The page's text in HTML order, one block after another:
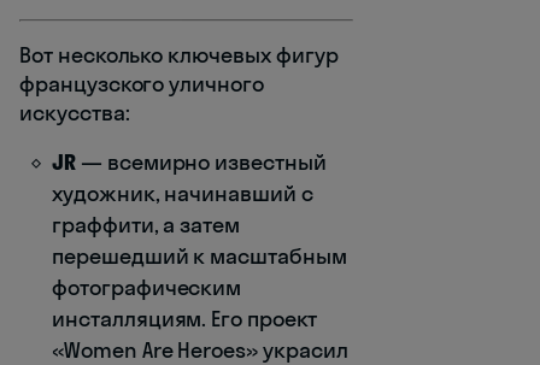
Вот несколько ключевых фигур
французского уличного
искусства:
JR— всемирно известный
художник, начинавший с
граффити, а затем
перешедший к масштабным
фотографическим
инсталляциям. Его проект
«Women Are Heroes» украсил